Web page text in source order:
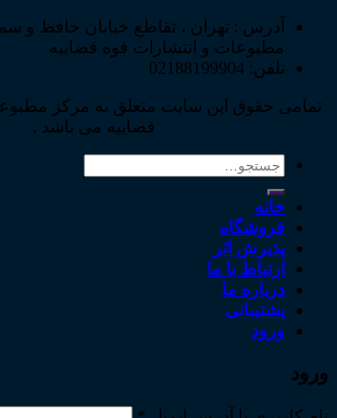
آدرس : تهران ، تقاطع خیابان حافظ و
مطبوعات و انتشارات قوه قضاییه
تلفن: 02188199904
تمامی حقوق این سایت متعلق به مرکز
قضاییه می باشد .
جستجو
خانه
فروشگاه
پذیرش اثر
ارتباط با ما
درباره ما
پشتیبانی
ورود
ورود